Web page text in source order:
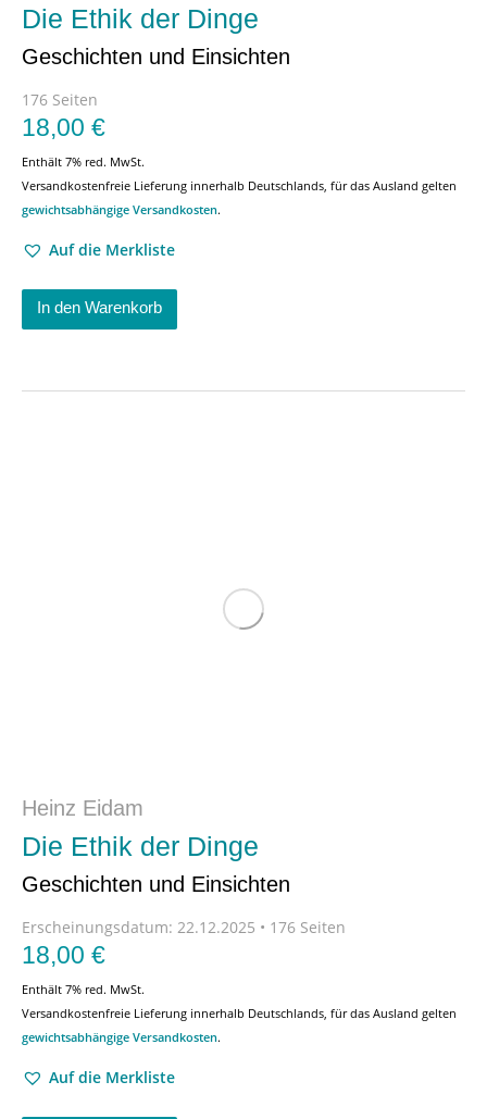
Die Ethik der Dinge
Geschichten und Einsichten
176 Seiten
18,00 €
Enthält 7% red. MwSt.
Versandkostenfreie Lieferung innerhalb Deutschlands, für das Ausland gelten
gewichtsabhängige Versandkosten.
Auf die Merkliste
In den Warenkorb
Heinz Eidam
Die Ethik der Dinge
Geschichten und Einsichten
Erscheinungsdatum: 22.12.2025 • 176 Seiten
18,00 €
Enthält 7% red. MwSt.
Versandkostenfreie Lieferung innerhalb Deutschlands, für das Ausland gelten
gewichtsabhängige Versandkosten.
Auf die Merkliste